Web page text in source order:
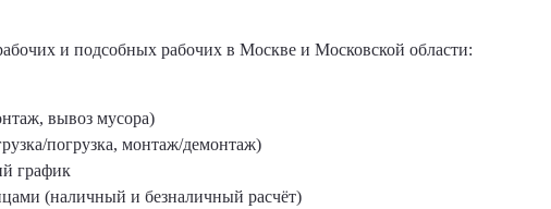
и подсобных рабочих в Москве и Московской области:
вывоз мусора)
погрузка, монтаж/демонтаж)
график
(наличный и безналичный расчёт)